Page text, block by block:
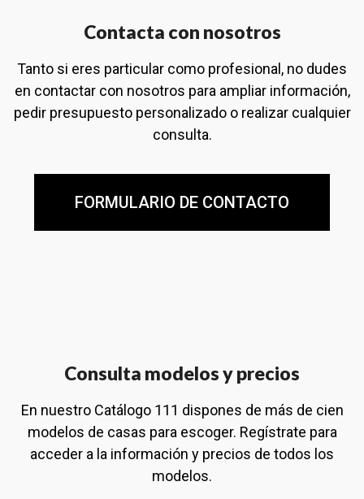
Contacta con nosotros
Tanto si eres particular como profesional, no dudes
en contactar con nosotros para ampliar información,
pedir presupuesto personalizado o realizar cualquier
consulta.
FORMULARIO DE CONTACTO
Consulta modelos y precios
En nuestro Catálogo 111 dispones de más de cien
modelos de casas para escoger. Regístrate para
acceder a la información y precios de todos los
modelos.